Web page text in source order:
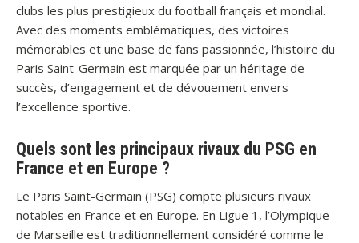
clubs les plus prestigieux du football français et mondial.
Avec des moments emblématiques, des victoires
mémorables et une base de fans passionnée, l’histoire du
Paris Saint-Germain est marquée par un héritage de
succès, d’engagement et de dévouement envers
l’excellence sportive.
Quels sont les principaux rivaux du PSG en
France et en Europe ?
Le Paris Saint-Germain (PSG) compte plusieurs rivaux
notables en France et en Europe. En Ligue 1, l’Olympique
de Marseille est traditionnellement considéré comme le